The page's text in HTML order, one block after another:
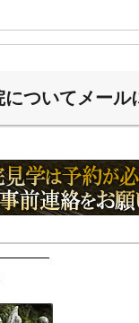
についてメール